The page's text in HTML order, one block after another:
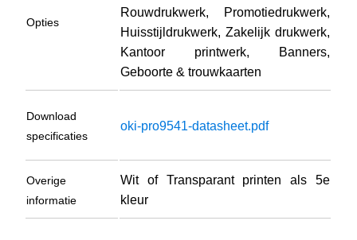
Opties
Rouwdrukwerk, Promotiedrukwerk,
Huisstijldrukwerk, Zakelijk drukwerk,
Kantoor printwerk, Banners,
Geboorte & trouwkaarten
Download
specificaties
oki-pro9541-datasheet.pdf
Overige
informatie
Wit of Transparant printen als 5e
kleur